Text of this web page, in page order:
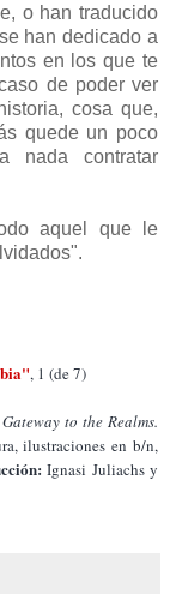
o han traducido
han dedicado a
en los que te
de poder ver
cosa que,
quede un poco
nada contratar
aquel que le
, 1 (de 7)
to the Realms.
ilustraciones en b/n,
Ignasi Juliachs y